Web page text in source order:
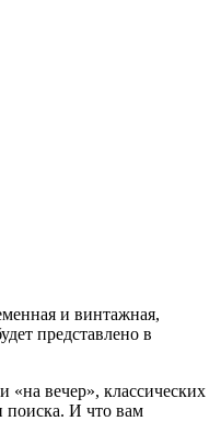
и винтажная,
представлено в
«на вечер», классических
поиска. И что вам